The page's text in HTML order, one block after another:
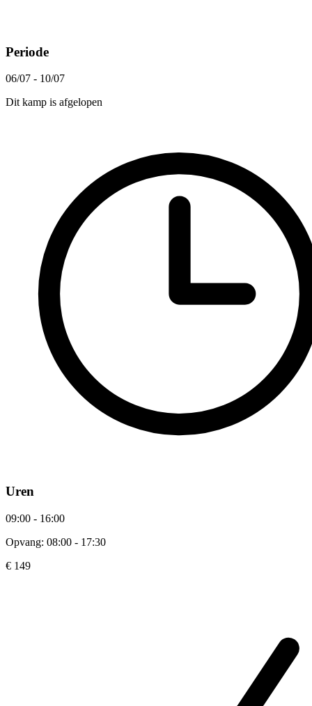
Periode
06/07 - 10/07
Dit kamp is afgelopen
Uren
09:00 - 16:00
Opvang: 08:00 - 17:30
€ 149